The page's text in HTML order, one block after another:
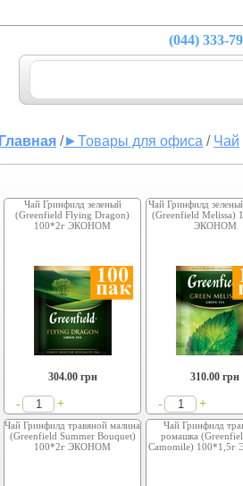
(044) 333-
Главная /►Товары для офиса / Чай
Чай Гринфилд зеленый
(Greenfield Flying Dragon)
100*2г ЭКОНОМ
304.00грн
- +
Чай Гринфилд
(Greenfield Melissa)
ЭКОНОМ
310.00 грн
- +
Чай Гринфилд травяной малина
(Greenfield Summer Bouquet)
100*2г ЭКОНОМ
Чай Гринфилд
ромашка
Camomile)